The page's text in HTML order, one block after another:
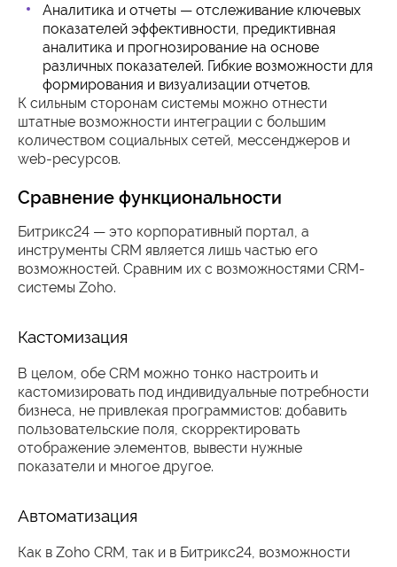
Аналитика и отчеты — отслеживание ключевых
показателей эффективности, предиктивная
аналитика и прогнозирование на основе
различных показателей. Гибкие возможности для
формирования и визуализации отчетов.
К сильным сторонам системы можно отнести
штатные возможности интеграции с большим
количеством социальных сетей, мессенджеров и
web-ресурсов.
Сравнение функциональности
Битрикс24 — это корпоративный портал, а
инструменты CRM является лишь частью его
возможностей. Сравним их с возможностями CRM-
системы Zoho.
Кастомизация
В целом, обе CRM можно тонко настроить и
кастомизировать под индивидуальные потребности
бизнеса, не привлекая программистов: добавить
пользовательские поля, скорректировать
отображение элементов, вывести нужные
показатели и многое другое.
Автоматизация
Как в Zoho CRM, так и в Битрикс24, возможности